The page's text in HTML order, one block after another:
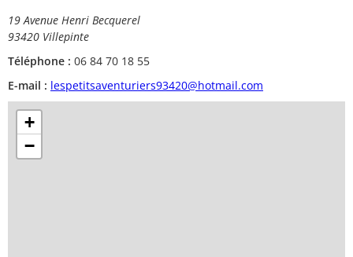
19 Avenue Henri Becquerel
93420 Villepinte
Téléphone : 06 84 70 18 55
E-mail : lespetitsaventuriers93420@hotmail.com
+
−